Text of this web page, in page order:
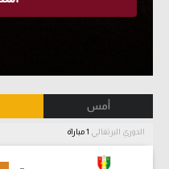
أمس
الدوري البرتغالي